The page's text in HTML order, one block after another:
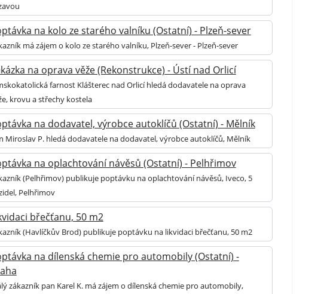
na kolo ze starého valníku (Ostatní) - Plzeň-sever
má zájem o kolo ze starého valníku, Plzeň-sever - Plzeň-sever
na oprava věže (Rekonstrukce) - Ústí nad Orlicí
farnost Klášterec nad Orlicí hledá dodavatele na oprava
krovu a střechy kostela
na dodavatel, výrobce autoklíčů (Ostatní) - Mělník
Miroslav P. hledá dodavatele na dodavatel, výrobce autoklíčů, Mělník
na oplachtování návěsů (Ostatní) - Pelhřimov
(Pelhřimov) publikuje poptávku na oplachtování návěsů, Iveco, 5
Pelhřimov
břečťanu, 50 m2
(Havlíčkův Brod) publikuje poptávku na likvidaci břečťanu, 50 m2
na dílenská chemie pro automobily (Ostatní) -
zákazník pan Karel K. má zájem o dílenská chemie pro automobily,